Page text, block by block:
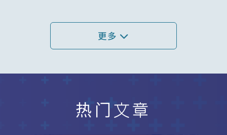
更多
热门文章